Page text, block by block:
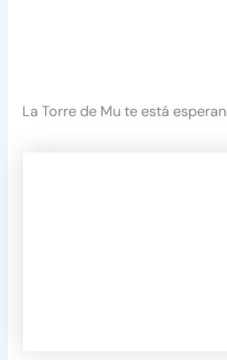
La Torre de Mu te está